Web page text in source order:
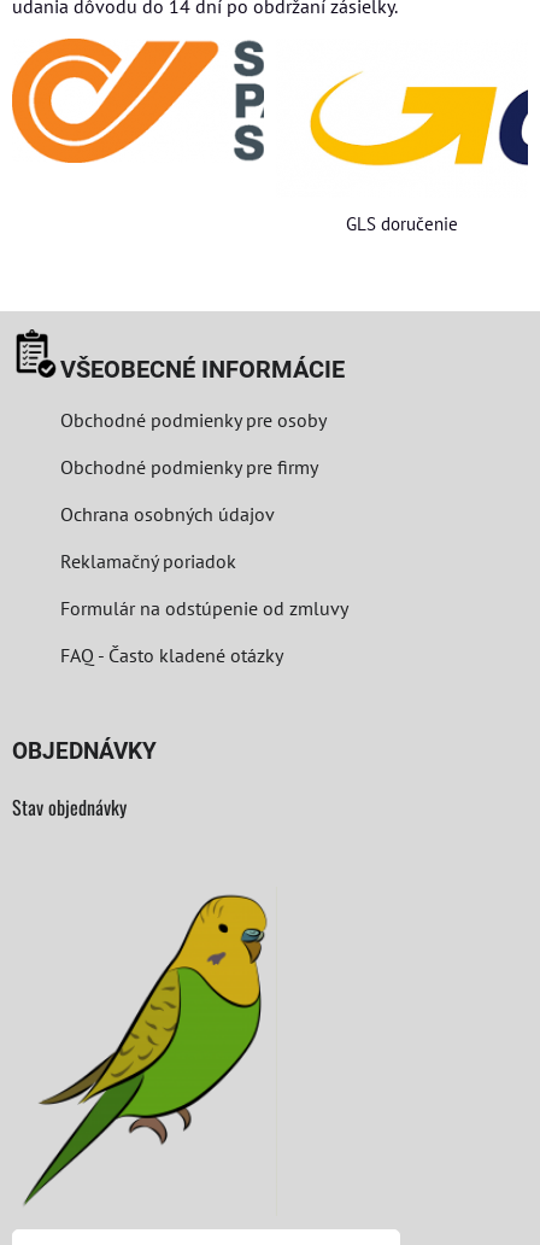
udania dôvodu do 14 dní po obdržaní zásielky.
GLS doručenie
VŠEOBECNÉ INFORMÁCIE
Obchodné podmienky pre osoby
Obchodné podmienky pre firmy
Ochrana osobných údajov
Reklamačný poriadok
Formulár na odstúpenie od zmluvy
FAQ - Často kladené otázky
OBJEDNÁVKY
Stav objednávky